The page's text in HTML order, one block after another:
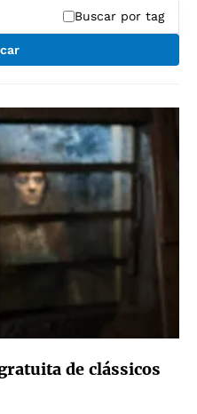
Buscar por tag
de clássicos